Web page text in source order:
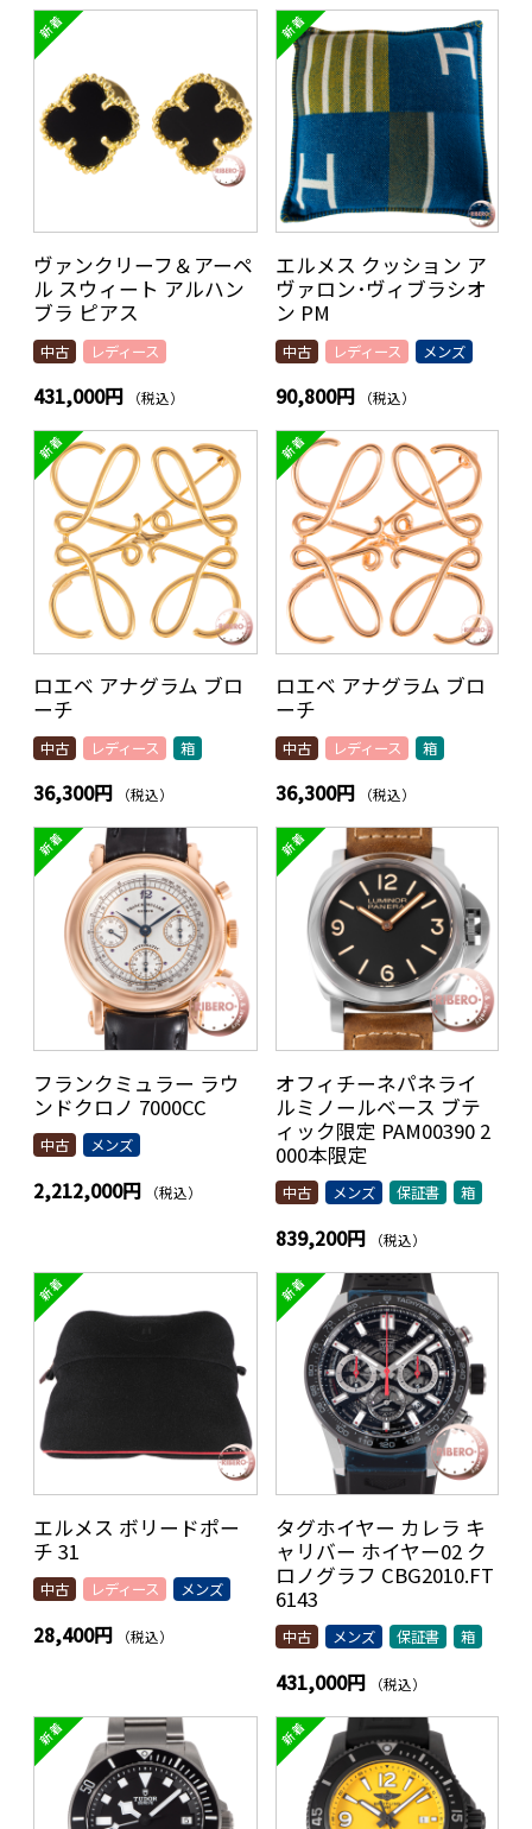
ヴァンクリーフ＆アーペ
ル スウィート アルハン
ブラ ピアス
中古 レディース
431,000円 （税込）
エルメス クッション ア
ヴァロン･ヴィブラシオ
ン PM
中古 レディース メンズ
90,800円 （税込）
ロエベ アナグラム ブロ
ーチ
中古 レディース 箱
36,300円 （税込）
ロエベ アナグラム ブロ
ーチ
中古 レディース 箱
36,300円 （税込）
フランクミュラー ラウ
ンドクロノ 7000CC
中古 メンズ
2,212,000円 （税込）
オフィチーネパネライ
ルミノールベース ブテ
ィック限定 PAM00390 2
000本限定
中古 メンズ 保証書 箱
839,200円 （税込）
エルメス ボリードポー
チ 31
中古 レディース メンズ
28,400円 （税込）
タグホイヤー カレラ キ
ャリバー ホイヤー02 ク
ロノグラフ CBG2010.FT
6143
中古 メンズ 保証書 箱
431,000円 （税込）